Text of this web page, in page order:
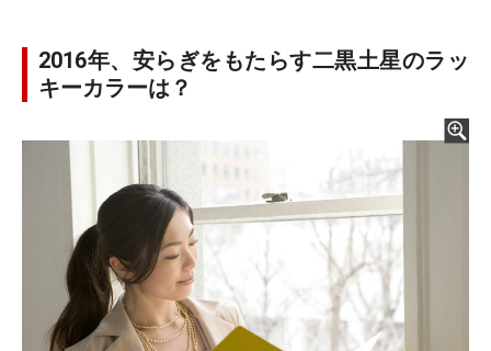
2016年、安らぎをもたらす二黒土星のラッ
キーカラーは？